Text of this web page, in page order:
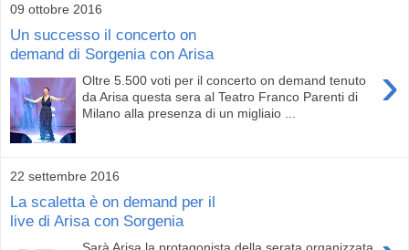
09 ottobre 2016
Un successo il concerto on
demand di Sorgenia con Arisa
›
Oltre 5.500 voti per il concerto on demand tenuto
da Arisa questa sera al Teatro Franco Parenti di
Milano alla presenza di un migliaio ...
22 settembre 2016
La scaletta è on demand per il
live di Arisa con Sorgenia